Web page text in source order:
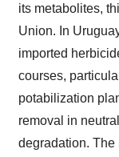
its metabolites,
Union. In
imported
courses,
potabilization
removal in
degradation.